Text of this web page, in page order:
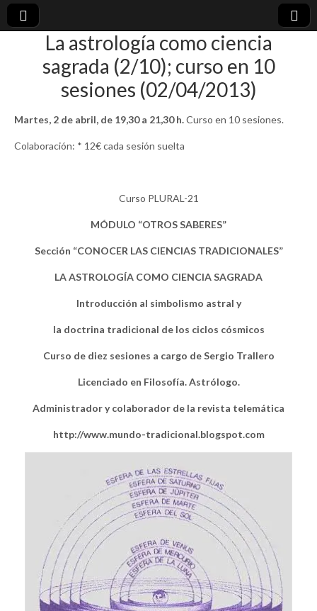
plural-
21.org
La astrología como ciencia
sagrada (2/10); curso en 10
sesiones (02/04/2013)
Martes, 2 de abril, de 19,30 a 21,30 h.Curso en 10 sesiones.
Colaboración: * 12€ cada sesión suelta
Curso PLURAL-21
MÓDULO “OTROS SABERES”
Sección “CONOCER LAS CIENCIAS TRADICIONALES”
LA ASTROLOGÍA COMO CIENCIA SAGRADA
Introducción al simbolismo astral y
la doctrina tradicional de los ciclos cósmicos
Curso de diez sesiones a cargo de Sergio Trallero
Licenciado en Filosofía. Astrólogo.
Administrador y colaborador de la revista telemática
http://www.mundo-tradicional.blogspot.com